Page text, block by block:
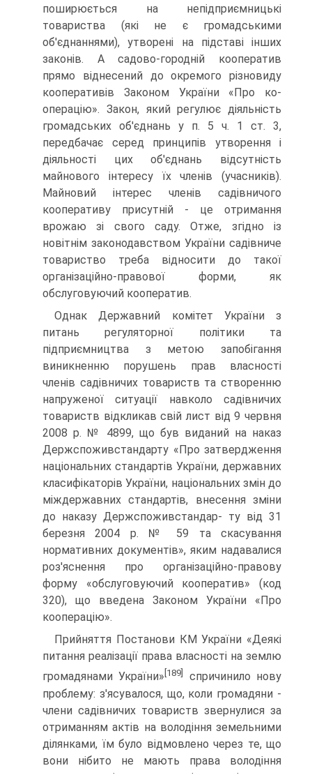
поширюється на непідприємницькі
товариства (які не є громадськими
об'єднаннями), утворені на підставі інших
законів. А садово-городній кооператив
прямо віднесений до окремого різновиду
кооперативів Законом України «Про ко­
операцію». Закон, який регулює діяльність
громадських об'єднань у п. 5 ч. 1 ст. 3,
передбачає серед принципів утворення і
діяльності цих об'єднань відсутність
майнового інтересу їх членів (учасників).
Майновий інтерес членів саді­вничого
кооперативу присутній - це отримання
врожаю зі свого саду. Отже, згідно із
новітнім законодавством України садівниче
товариство треба відносити до такої
організацій­но-правової форми, як
обслуговуючий кооператив.
Однак Державний комітет України з
питань регуляторної політики та
підприємництва з метою запобігання
виникнен­ню порушень прав власності
членів садівничих товариств та створенню
напруженої ситуації навколо садівничих
това­риств відкликав свій лист від 9 червня
2008 р. № 4899, що був виданий на наказ
Держспоживстандарту «Про затвер­дження
національних стандартів України, державних
кла­сифікаторів України, національних змін до
міждержавних стандартів, внесення зміни
до наказу Держспоживстандар- ту від 31
березня 2004 р. № 59 та скасування
нормативних документів», яким надавалися
роз'яснення про організацій­но-правову
форму «обслуговуючий кооператив» (код
320), що введена Законом України «Про
кооперацію».
Прийняття Постанови КМ України «Деякі
питання реалі­зації права власності на землю
громадянами України» [189]
спричинило нову
проблему: з'ясувалося, що, коли громадяни -
члени садівничих товариств звернулися за
отриманням ак­тів на володіння земельними
ділянками, їм було відмовлено через те, що
вони нібито не мають права володіння